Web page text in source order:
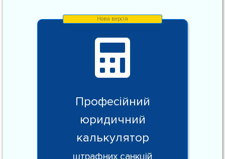
Професійний
юридичний
калькулятор
штрафних санкцій